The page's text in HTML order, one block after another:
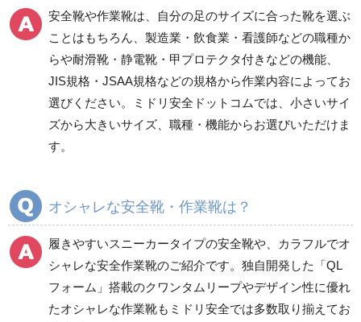
スニーカータイプ
一般作業安全靴・ウレ
タン底
短靴
中編上靴
半長靴
つま先保護性能なし
一般作業安全靴・ゴム2
層底
短靴
半長靴
一般作業安全靴・ゴム1
層底
プロスニーカー
紐タイプ
安全靴や作業靴は、自分の足のサイズに合った靴を選ぶ
ことはもちろん、製造業・飲食業・看護師などの職種か
らや耐滑靴・静電靴・甲プロテクタ付きなどの機能、
JIS規格・JSAA規格などの規格から作業内容によってお
選びください。ミドリ安全ドットコムでは、小さいサイ
ズから大きいサイズ、職種・機能からお選びいただけま
す。
オシャレな安全靴・作業靴は？
履きやすいスニーカータイプの安全靴や、
カラフルでオ
シャレな安全作業靴のご紹介です。独自開発した「QL
フォーム」搭載のクワンタムリープやデザイン性に優れ
たオシャレな作業靴もミドリ安全では多数取り揃えてお